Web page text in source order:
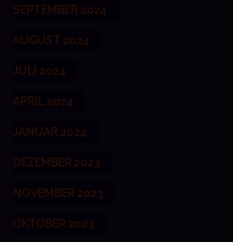
SEPTEMBER 2024
AUGUST 2024
JULI 2024
APRIL 2024
JANUAR 2024
DEZEMBER 2023
NOVEMBER 2023
OKTOBER 2023